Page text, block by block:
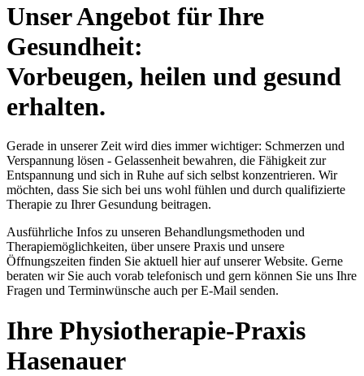
Unser Angebot für Ihre
Gesundheit:
Vorbeugen, heilen und gesund
erhalten.
Gerade in unserer Zeit wird dies immer wichtiger: Schmerzen und
Verspannung lösen - Gelassenheit bewahren, die Fähigkeit zur
Entspannung und sich in Ruhe auf sich selbst konzentrieren. Wir
möchten, dass Sie sich bei uns wohl fühlen und durch qualifizierte
Therapie zu Ihrer Gesundung beitragen.
Ausführliche Infos zu unseren Behandlungsmethoden und
Therapiemöglichkeiten, über unsere Praxis und unsere
Öffnungszeiten finden Sie aktuell hier auf unserer Website. Gerne
beraten wir Sie auch vorab telefonisch und gern können Sie uns Ihre
Fragen und Terminwünsche auch per E-Mail senden.
Ihre Physiotherapie-Praxis
Hasenauer